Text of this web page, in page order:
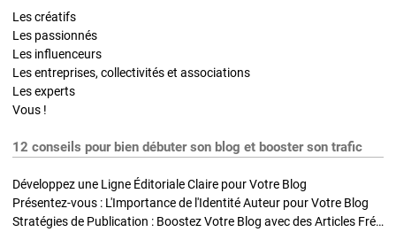
Les créatifs
Les passionnés
Les influenceurs
Les entreprises, collectivités et associations
Les experts
Vous !
12 conseils pour bien débuter son blog et booster son trafic
Développez une Ligne Éditoriale Claire pour Votre Blog
Présentez-vous : L'Importance de l'Identité Auteur pour Votre Blog
Stratégies de Publication : Boostez Votre Blog avec des Articles Fréquents et Exclusifs